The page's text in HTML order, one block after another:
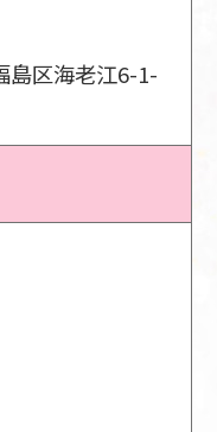
島区海老江6-1-